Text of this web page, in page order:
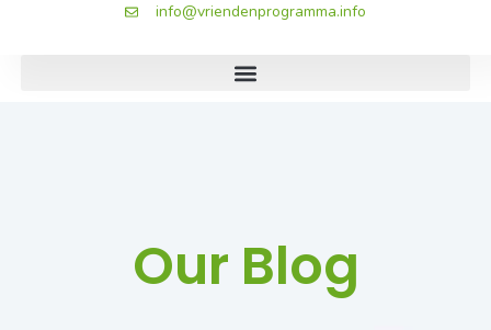
info@vriendenprogramma.info
Our Blog